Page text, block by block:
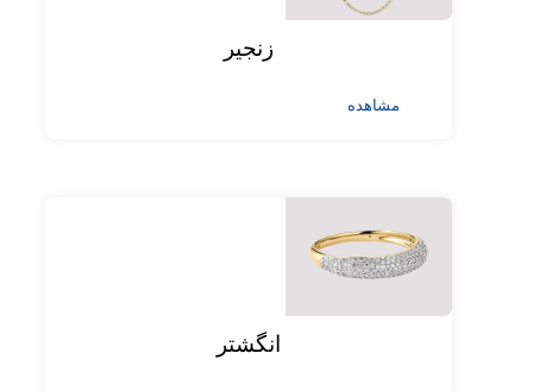
زنجیر
مشاهده
انگشتر